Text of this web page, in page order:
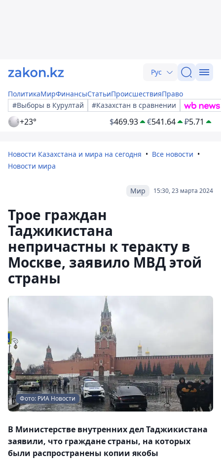
Рус
ПолитикаМирФинансыСтатьиПроисшествияПраво
#Выборы в Курултай
#Казахстан в сравнении
+23° $469.93 €541.64 ₽5.71
Новости Казахстана и мира на сегодня
Все новости
Новости мира
15:30, 23 марта 2024
Мир
Трое граждан
Таджикистана
непричастны к теракту в
Москве, заявило МВД этой
страны
Фото: РИА Новости
В Министерстве внутренних дел Таджикистана
заявили, что граждане страны, на которых
были распространены копии якобы